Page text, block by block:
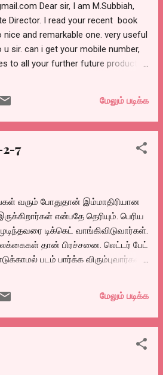
இன்னிக்கு, அடடா நமக்குன்னு
டாடி, மம்மி வீட்டில் இல்ல’ன்னு
எடுத்திட்டேன். முதல்ல
ஆகா சங்கர் நாராயண்....
Dear sir, I am M.Subbiah,
Director. I read your recent book
nice and remarkable one. very useful
sir. can i get your mobile number,
to all your further future products,
உள்ளுக்குள்
ஒன்று சொல்லிக் கொள்ள
தன் வாழ்கையில், உணவு, உடை,
என் கருத்து. ஏதோ விளையாட்டுப்
பழகின தோஷத்திற்காகவோ..
பொது வெளி எனும் போது அங்கு
புதியவர் அவர்களிடமிருந்து
மேலும் படிக்க
2-7
வரும் போதுதான் இம்மாதிரியான
என்பதே தெரியும். பெரிய
டிக்கெட் வாங்கிவிடுவார்கள்.
தான் பிரச்சனை. லெட்டர் பேட்
படம் பார்க்க விரும்புவார்கள்.
படம் பார்க்க வருவார்கள். அவர்களை
சில பல லோக்கல் பிரச்சனைகள் வரத்தான்
எதாவது கலாட்டா செய்வது,
மேலும் படிக்க